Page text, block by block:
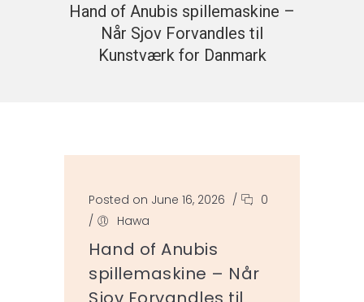
Hand of Anubis spillemaskine –
Når Sjov Forvandles til
Kunstværk for Danmark
Posted on June 16, 2026 /
0
/
Hawa
Hand of Anubis
spillemaskine – Når